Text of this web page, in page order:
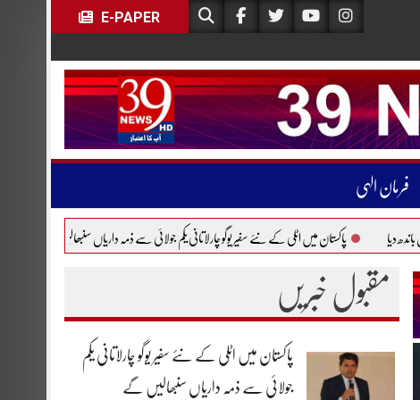
E-PAPER
فرمان الہی
پاکستان میں اٹلی کے نئے سفیر یوگو چارلاتانی یکم جولائی سے ذمہ داریاں سنبھالیں گے
مقبول خبریں
پاکستان میں اٹلی کے نئے سفیر یوگو چارلاتانی یکم
جولائی سے ذمہ داریاں سنبھالیں گے